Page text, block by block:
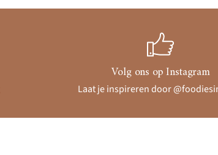
Volg ons op Instagram
Laat je inspireren door